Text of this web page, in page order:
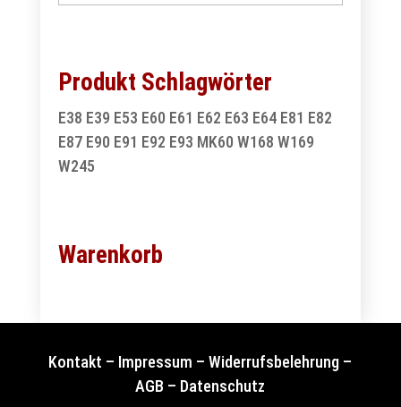
Produkt Schlagwörter
E38 E39 E53 E60 E61 E62 E63 E64 E81 E82
E87 E90 E91 E92 E93 MK60 W168 W169
W245
Warenkorb
Kontakt – Impressum –Widerrufsbelehrung –
AGB – Datenschutz